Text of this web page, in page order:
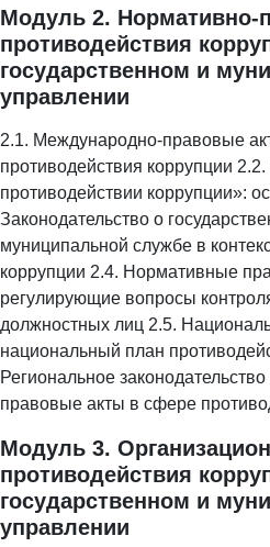
Модуль 2. Нормативно-
противодействия
государственном и
управлении
2.1. Международно-правовые
противодействия коррупции
противодействии коррупции»:
Законодательство о
муниципальной службе в
коррупции 2.4. Нормативные
регулирующие вопросы
должностных лиц 2.5.
национальный план
Региональное
правовые акты в сфере
Модуль 3.
противодействия
государственном и
управлении